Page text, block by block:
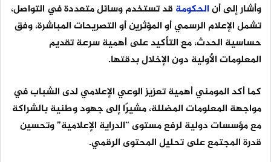
وأشار إلى أنالحكومة قد تستخدم وسائل متعددة في التواصل،
تشمل الإعلام الرسمي أو المؤثرين أو التصريحات المباشرة، وفق
حساسية الحدث، مع التأكيد على أهمية سرعة تقديم
المعلومات الأولية دون الإخلال بدقتها.
كما أكد المومني أهمية تعزيز الوعي الإعلامي لدى الشباب في
مواجهة المعلومات المضللة، مشيرًا إلى جهود وطنية بالشراكة
مع مؤسسات دولية لرفع مستوى “الدراية الإعلامية” وتحسين
قدرة المجتمع على تحليل المحتوى الرقمي.